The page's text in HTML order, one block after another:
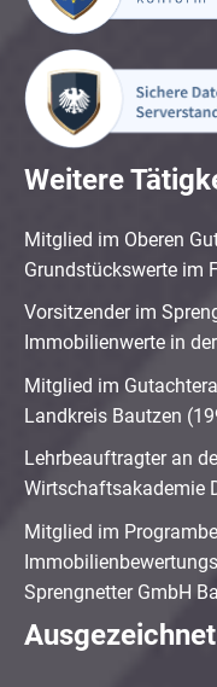
Weitere
Mitglied im Oberen
Grundstückswerte im
Vorsitzender im
Immobilienwerte in
Mitglied im
Landkreis Bautzen
Lehrbeauftragter an
Wirtschaftsakademie
Mitglied im
Sprengnetter GmbH
Ausgezeichnet